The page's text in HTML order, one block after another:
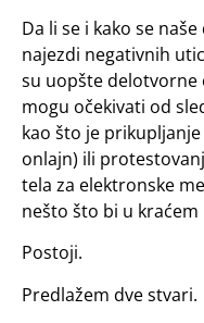
Da li se i kako se
najezdi negativnih
su uopšte delotvorne
mogu očekivati od
kao što je
onlajn) ili
tela za elektronske
nešto što bi u
Postoji.
Predlažem dve stvari.